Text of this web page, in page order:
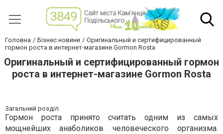
Головна Бізнес новини
Оригинальный и сертифицированный
гормон роста в интернет-магазине Gormon Rosta
Оригинальный и сертифицированный гормон
роста в интернет-магазине Gormon Rosta
Загальний розділ
Гормон роста принято считать одним из самых
мощнейших анаболиков человеческого организма.